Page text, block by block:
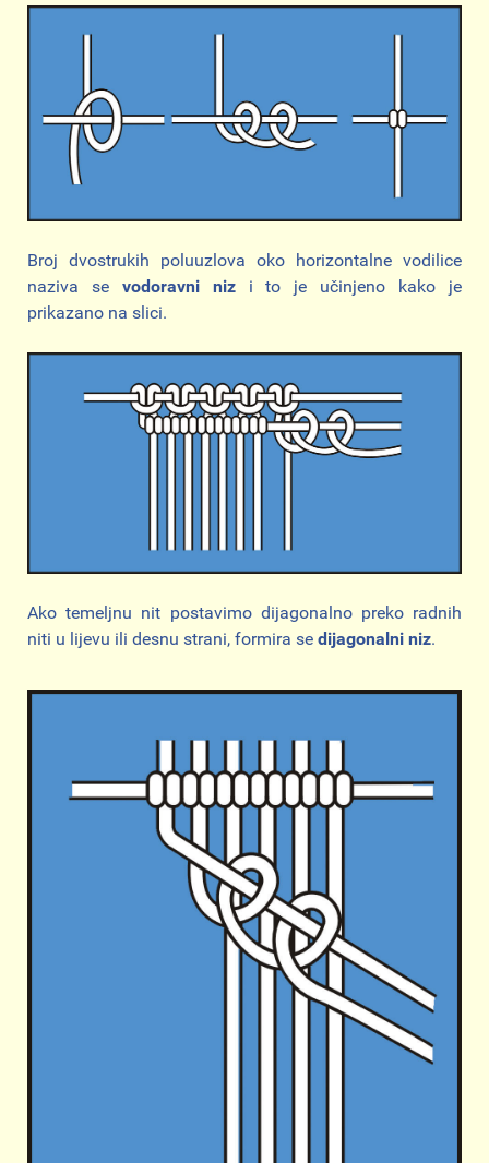
Broj dvostrukih poluuzlova oko horizontalne vodilice
naziva se vodoravni nizi to je učinjeno kako je
prikazano na slici.
Ako temeljnu nit postavimo dijagonalno preko radnih
niti u lijevu ili desnu strani, formira se dijagonalni niz.